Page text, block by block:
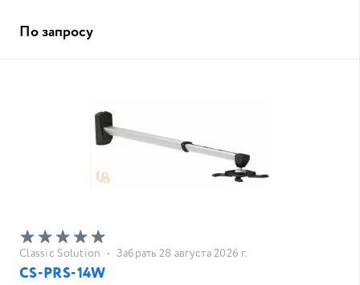
По запросу
Classic Solution • Забрать 28 августа 2026 г.
CS-PRS-14W